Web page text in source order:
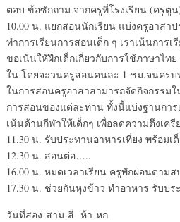
ตอบ ข้อซักถาม จากครูที่โรงเรียน (ครูตู
10.00 น. แยกสอนนักเรียน แบ่งครูอาส
ทำการเรียนการสอนเด็ก ๆ เราเน้นการ
ขอเน้นให้ฝึกเด็กเกี่ยวกับการใช้ภาษาไท
ใน โดยจะวนครูสอนคนละ 1 ชม.จนคร
ในการสอนครูอาสาสามารถจัดกิจกรรม
การสอนของแต่ละท่าน ทั้งนี้แบ่งฐานการ
เน้นด้านกีฬาให้เด็กๆ เพื่อลดความตึงเครี
11.30 น. รับประทานอาหารเที่ยง พร้อมเ
12.30 น. สอนต่อ…..
16.00 น. หมดเวลาเรียน ครูพักผ่อนตามส
17.30 น. ช่วยกันหุงข้าว ทำอาหาร รับป
วันที่สอง-สาม-สี่ -ห้า-หก